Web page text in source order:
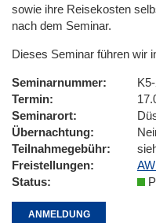
sowie ihre Reisekosten
nach dem Seminar.
Dieses Seminar führen wir
Seminarnummer
Termin
Seminarort
Übernachtung
Teilnahmegebühr
Freistellungen
Status
ANMELDUNG